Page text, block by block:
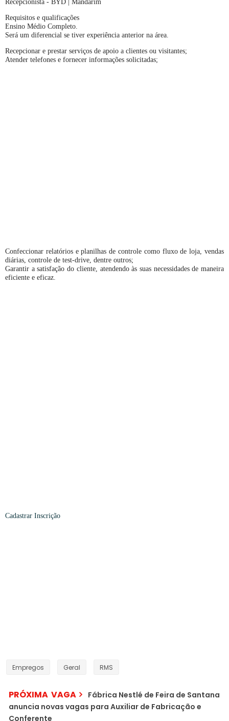
Recepcionista - BYD | Mandarim
Requisitos e qualificações
Ensino Médio Completo.
Será um diferencial se tiver experiência anterior na área.
Recepcionar e prestar serviços de apoio a clientes ou visitantes;
Atender telefones e fornecer informações solicitadas;
Confeccionar relatórios e planilhas de controle como fluxo de loja, vendas
diárias, controle de test-drive, dentre outros;
Garantir a satisfação do cliente, atendendo às suas necessidades de maneira
eficiente e eficaz.
Cadastrar Inscrição
Empregos Geral RMS
PRÓXIMA VAGA
Fábrica Nestlé de Feira de Santana
anuncia novas vagas para Auxiliar de Fabricação e
Conferente